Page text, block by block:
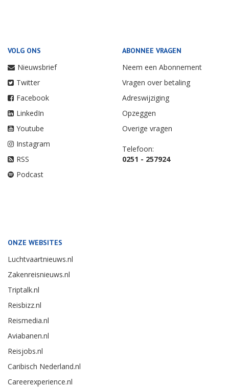
VOLG ONS
Nieuwsbrief
Twitter
Facebook
LinkedIn
Youtube
Instagram
RSS
Podcast
ABONNEE VRAGEN
Neem een Abonnement
Vragen over betaling
Adreswijziging
Opzeggen
Overige vragen
Telefoon:
0251 - 257924
ONZE WEBSITES
Luchtvaartnieuws.nl
Zakenreisnieuws.nl
Triptalk.nl
Reisbizz.nl
Reismedia.nl
Aviabanen.nl
Reisjobs.nl
Caribisch Nederland.nl
Careerexperience.nl